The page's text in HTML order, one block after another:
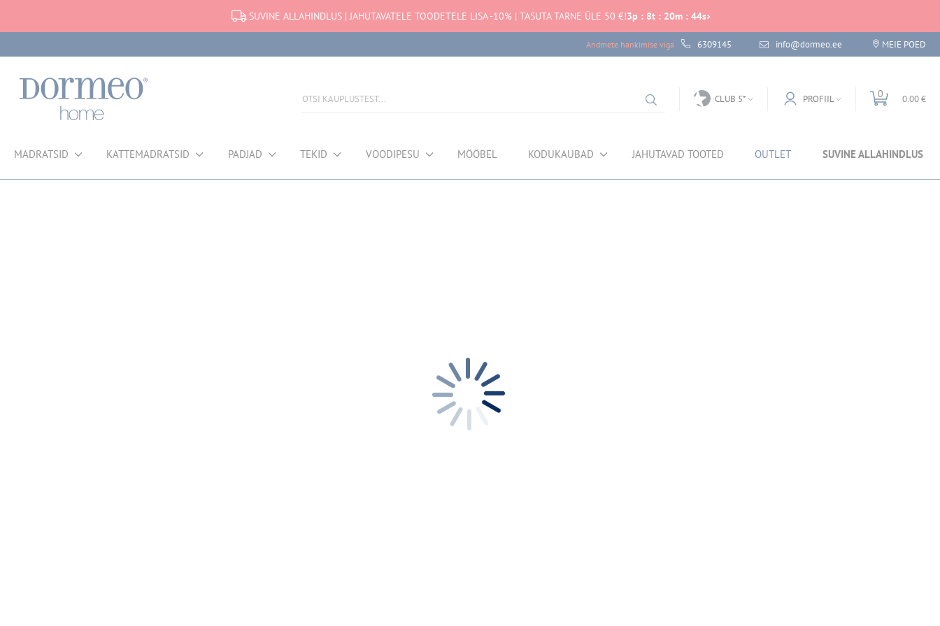
SUVINE ALLAHINDLUS | JAHUTAVATELE TOODETELE LISA -10% | TASUTA TARNE ÜLE 50 €!3p : 8t : 20m : 44s
Andmete hankimise viga 6309145 info@dormeo.ee MEIE POED
CLUB 5* PROFIIL 0 0.00 €
MADRATSID KATTEMADRATSID PADJAD TEKID VOODIPESU MÖÖBEL KODUKAUBAD JAHUTAVAD TOOTED OUTLET SUVINE ALLAHINDLUS